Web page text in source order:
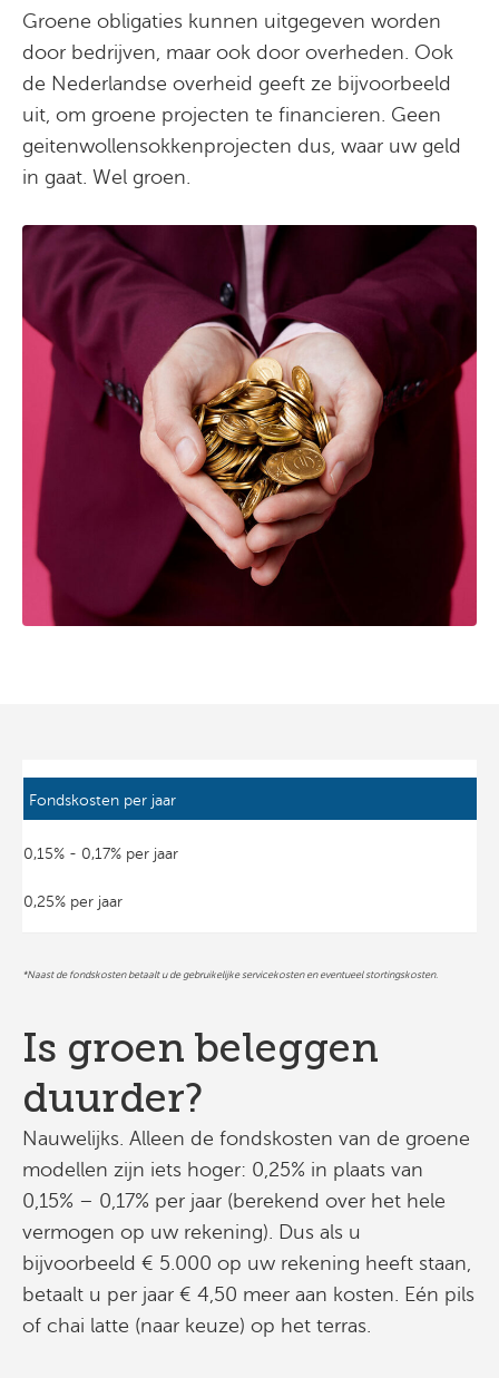
Groene obligaties kunnen uitgegeven worden
door bedrijven, maar ook door overheden. Ook
de Nederlandse overheid geeft ze bijvoorbeeld
uit, om groene projecten te financieren. Geen
geitenwollensokkenprojecten dus, waar uw geld
in gaat. Wel groen.
Fondskosten per jaar
0,15% - 0,17% per jaar
0,25% per jaar
*Naast de fondskosten betaalt u de gebruikelijke servicekosten en eventueel stortingskosten.
Is groen beleggen
duurder?
Nauwelijks. Alleen de fondskosten van de groene
modellen zijn iets hoger: 0,25% in plaats van
0,15% – 0,17% per jaar (berekend over het hele
vermogen op uw rekening). Dus als u
bijvoorbeeld € 5.000 op uw rekening heeft staan,
betaalt u per jaar € 4,50 meer aan kosten. Eén pils
of chai latte (naar keuze) op het terras.